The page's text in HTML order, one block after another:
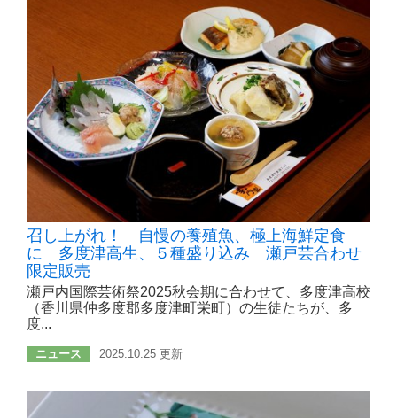
召し上がれ！ 自慢の養殖魚、極上海鮮定食
に 多度津高生、５種盛り込み 瀬戸芸合わせ
限定販売
瀬戸内国際芸術祭2025秋会期に合わせて、多度津高校
（香川県仲多度郡多度津町栄町）の生徒たちが、多
度...
ニュース 2025.10.25 更新